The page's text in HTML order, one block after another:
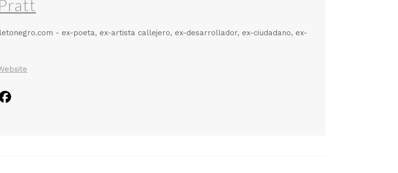
- ex-poeta, ex-artista callejero, ex-desarrollador, ex-ciudadano, ex-